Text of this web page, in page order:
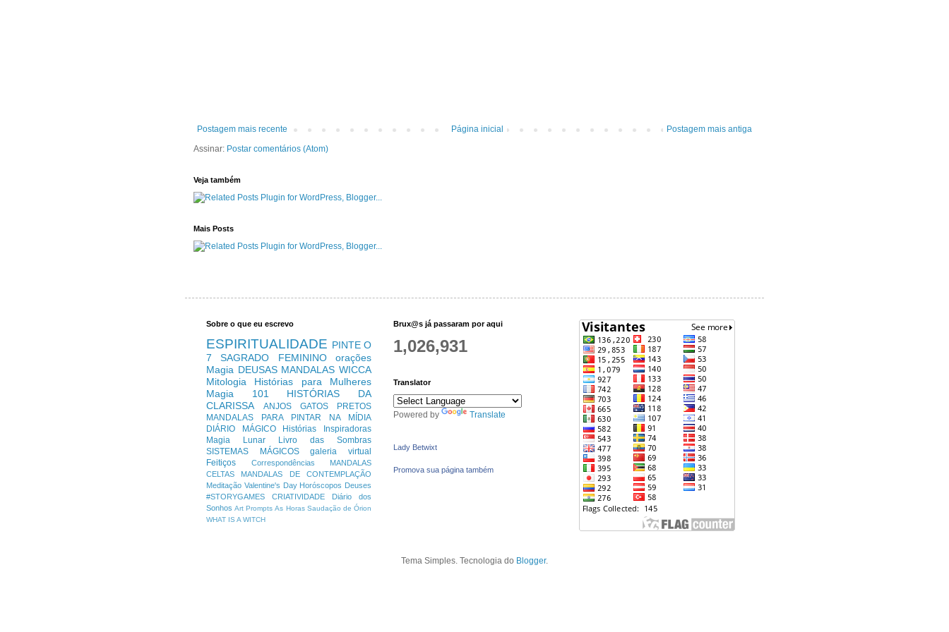
Postagem mais recente Postagem mais antiga
Página inicial
Assinar: Postar comentários (Atom)
Veja também
Mais Posts
Sobre o que eu escrevo
ESPIRITUALIDADE PINTE O
7
SAGRADO FEMININO
orações
Magia DEUSAS MANDALAS WICCA
Mitologia
Histórias para Mulheres
Magia 101
HISTÓRIAS DA
CLARISSA
ANJOS
GATOS PRETOS
MANDALAS PARA PINTAR
NA MÍDIA
DIÁRIO MÁGICO
Histórias Inspiradoras
Magia Lunar
Livro das Sombras
SISTEMAS MÁGICOS
galeria virtual
Feitiços
Correspondências
MANDALAS
CELTAS
MANDALAS DE CONTEMPLAÇÃO
Meditação Valentine's Day Horóscopos Deuses
#STORYGAMES
CRIATIVIDADE
Diário dos
Sonhos Art Prompts As Horas Saudação de Órion
WHAT IS A WITCH
Brux@s já passaram por aqui
1,026,931
Translator
Powered by Translate
Lady Betwixt
Promova sua página também
Tema Simples. Tecnologia do Blogger.